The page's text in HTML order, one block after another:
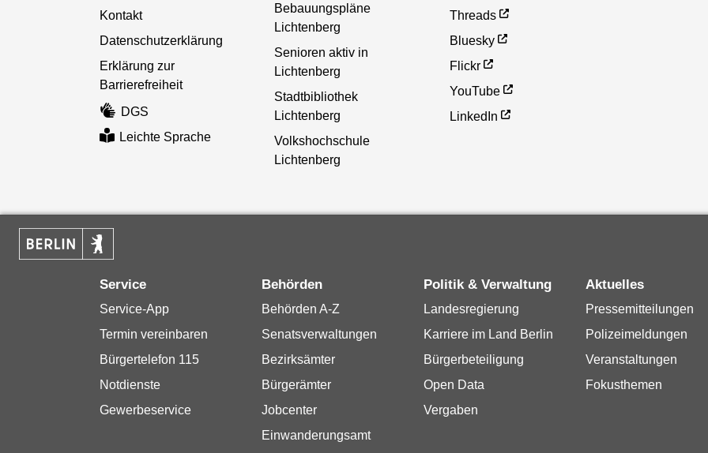
Kontakt
Datenschutzerklärung
Erklärung zur
Barrierefreiheit
DGS
Leichte Sprache
Bebauungspläne
Lichtenberg
Senioren aktiv in
Lichtenberg
Stadtbibliothek
Lichtenberg
Volkshochschule
Lichtenberg
Threads
Bluesky
Flickr
YouTube
LinkedIn
Service
Service-App
Termin vereinbaren
Bürgertelefon 115
Notdienste
Gewerbeservice
Behörden
Behörden A-Z
Senatsverwaltungen
Bezirksämter
Bürgerämter
Jobcenter
Einwanderungsamt
Politik & Verwaltung
Landesregierung
Karriere im Land Berlin
Bürgerbeteiligung
Open Data
Vergaben
Aktuelles
Pressemitteilungen
Polizeimeldungen
Veranstaltungen
Fokusthemen